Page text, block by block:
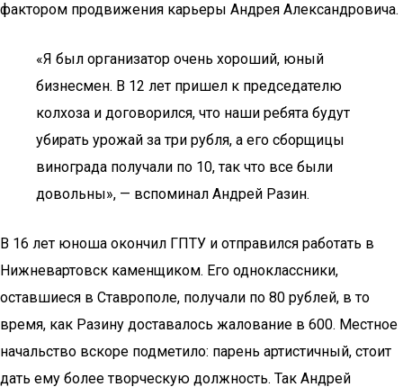
фактором продвижения карьеры Андрея Александровича.
«Я был организатор очень хороший, юный
бизнесмен. В 12 лет пришел к председателю
колхоза и договорился, что наши ребята будут
убирать урожай за три рубля, а его сборщицы
винограда получали по 10, так что все были
довольны», — вспоминал Андрей Разин.
В 16 лет юноша окончил ГПТУ и отправился работать в
Нижневартовск каменщиком. Его одноклассники,
оставшиеся в Ставрополе, получали по 80 рублей, в то
время, как Разину доставалось жалование в 600. Местное
начальство вскоре подметило: парень артистичный, стоит
дать ему более творческую должность. Так Андрей